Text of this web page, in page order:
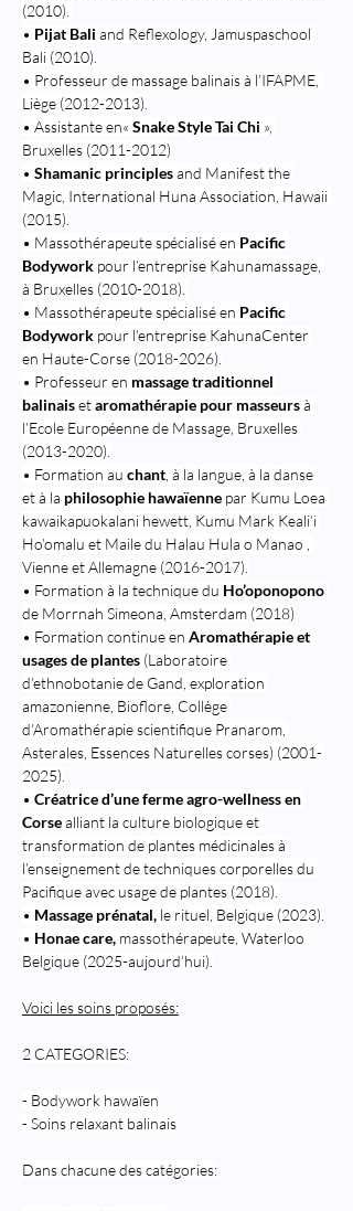
(2010).
• Pijat Bali and Reflexology, Jamuspaschool
Bali (2010).
• Professeur de massage balinais à l’IFAPME,
Liège (2012-2013).
• Assistante en« Snake Style Tai Chi »,
Bruxelles (2011-2012)
• Shamanic principles and Manifest the
Magic, International Huna Association, Hawaii
(2015).
• Massothérapeute spécialisé en Pacific
Bodywork pour l’entreprise Kahunamassage,
à Bruxelles (2010-2018).
• Massothérapeute spécialisé en Pacific
Bodywork pour l’entreprise KahunaCenter
en Haute-Corse (2018-2026).
• Professeur en massage traditionnel
balinais et aromathérapie pour masseurs à
l’Ecole Européenne de Massage, Bruxelles
(2013-2020).
• Formation au chant , à la langue, à la danse
et à la philosophie hawaïenne par Kumu Loea
kawaikapuokalani hewett, Kumu Mark Keali’i
Ho’omalu et Maile du Halau Hula o Manao ,
Vienne et Allemagne (2016-2017).
• Formation à la technique du Ho’oponopono
de Morrnah Simeona, Amsterdam (2018)
• Formation continue en Aromathérapie et
usages de plantes (Laboratoire
d’ethnobotanie de Gand, exploration
amazonienne, Bioflore, Collège
d’Aromathérapie scientifique Pranarom,
Asterales, Essences Naturelles corses) (2001-
2025).
• Créatrice d’uneferme agro-wellness en
Corse alliant la culture biologique et
transformation de plantes médicinales à
l’enseignement de techniques corporelles du
Pacifique avec usage de plantes (2018).
• Massage prénatal, le rituel, Belgique (2023).
• Honae care, massothérapeute, Waterloo
Belgique (2025-aujourd’hui).
Voici les soins proposés:
2 CATEGORIES:
- Bodywork hawaïen
- Soins relaxant balinais
Dans chacune des catégories: